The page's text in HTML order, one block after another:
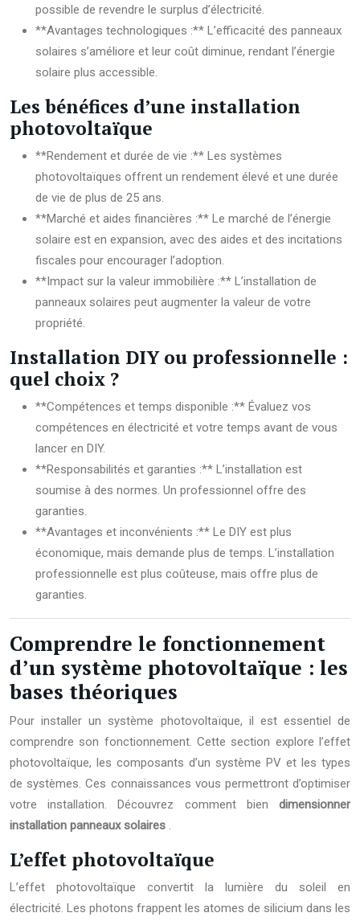
possible de revendre le surplus d’électricité.
**Avantages technologiques :** L’efficacité des panneaux
solaires s’améliore et leur coût diminue, rendant l’énergie
solaire plus accessible.
Les bénéfices d’une installation
photovoltaïque
**Rendement et durée de vie :** Les systèmes
photovoltaïques offrent un rendement élevé et une durée
de vie de plus de 25 ans.
**Marché et aides financières :** Le marché de l’énergie
solaire est en expansion, avec des aides et des incitations
fiscales pour encourager l’adoption.
**Impact sur la valeur immobilière :** L’installation de
panneaux solaires peut augmenter la valeur de votre
propriété.
Installation DIY ou professionnelle :
quel choix ?
**Compétences et temps disponible :** Évaluez vos
compétences en électricité et votre temps avant de vous
lancer en DIY.
**Responsabilités et garanties :** L’installation est
soumise à des normes. Un professionnel offre des
garanties.
**Avantages et inconvénients :** Le DIY est plus
économique, mais demande plus de temps. L’installation
professionnelle est plus coûteuse, mais offre plus de
garanties.
Comprendre le fonctionnement
d’un système photovoltaïque : les
bases théoriques
Pour installer un système photovoltaïque, il est essentiel de
comprendre son fonctionnement. Cette section explore l’effet
photovoltaïque, les composants d’un système PV et les types
de systèmes. Ces connaissances vous permettront d’optimiser
votre installation. Découvrez comment bien dimensionner
installation panneaux solaires .
L’effet photovoltaïque
L’effet photovoltaïque convertit la lumière du soleil en
électricité. Les photons frappent les atomes de silicium dans les